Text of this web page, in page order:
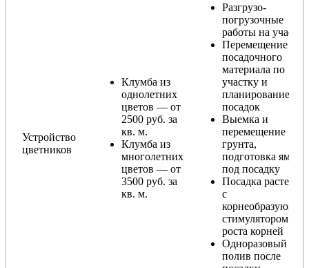
Устройство
цветников
Клумба из
однолетних
цветов — от
2500 руб. за
кв. м.
Клумба из
многолетних
цветов — от
3500 руб. за
кв. м.
Разгрузо-
погрузочные
работы на участке
Перемещение
посадочного
материала по
участку и
планирование
посадок
Выемка и
перемещение
грунта,
подготовка ямы
под посадку
Посадка растений
с
корнеобразующим
стимулятором
роста корней
Одноразовый
полив после